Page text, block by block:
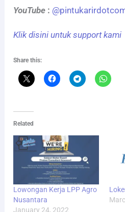
YouTube :
Klik disini untuk support kami
Share this:
Related
Lowongan Kerja LPP Agro
Nusantara
January 24, 2022